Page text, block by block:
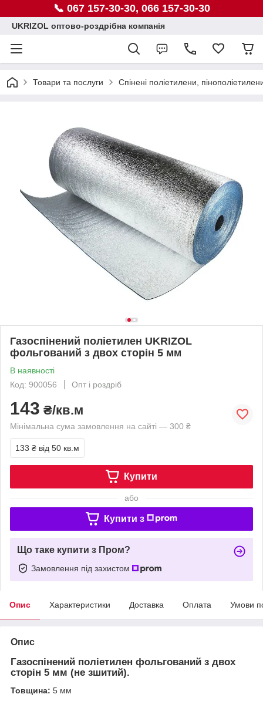
📞 067 157-30-30, 066 157-30-30
UKRIZOL оптово-роздрібна компанія
Товари та послуги Спінені поліетилени,
Газоспінений поліетилен UKRIZOL
фольгований з двох сторін 5 мм
В наявності
Код: 900056
Опт і роздріб
143 ₴/кв.м
Мінімальна сума замовлення на сайті — 300 ₴
133 ₴ від 50 кв.м
Купити
або
Купити з
Що таке купити з Пром?
Замовлення під захистом
Опис Характеристики Доставка Оплата Умови
Опис
Газоспінений поліетилен фольгований з двох
сторін 5 мм (не зшитий).
Товщина: 5 мм